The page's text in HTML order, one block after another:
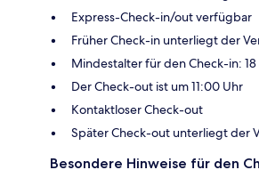
Express-Check-in/out verfügbar
Früher Check-in unterliegt der
Mindestalter für den Check-in: 18
Der Check-out ist um 11:00 Uhr
Kontaktloser Check-out
Später Check-out unterliegt der
Besondere Hinweise für den